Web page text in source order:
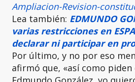
Ampliacion-Revision-
Lea también: EDMUNDO
varias restricciones en
declarar ni participar en
Por último, y no por eso
afirmó que, «así como piden